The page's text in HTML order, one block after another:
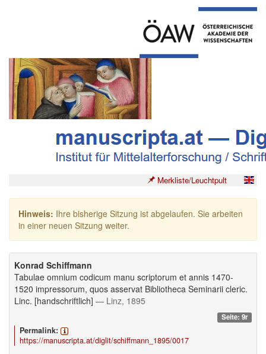
Merkliste/Leuchtpult
Hinweis: Ihre bisherige Sitzung ist abgelaufen. Sie arbeiten
in einer neuen Sitzung weiter.
Konrad Schiffmann
Tabulae omnium codicum manu scriptorum et annis 1470-
1520 impressorum, quos asservat Bibliotheca Seminarii cleric.
Linc. [handschriftlich] — Linz, 1895
Seite: 9r
Permalink:
https://manuscripta.at/diglit/schiffmann_1895/0017